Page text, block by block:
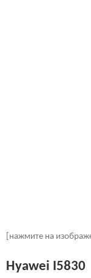
[нажмите на
Hyawei I5830